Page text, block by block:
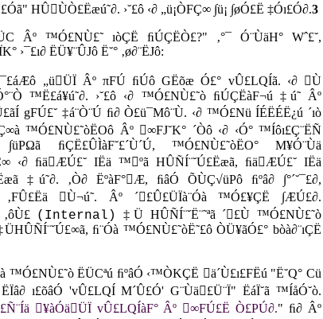
HÛÙÒ£Ëæú˜∂. ›˘£ô ‹∂ „ü¡ÒFÇ∞ ∫ü¡ ∫øÓ£Ë ‡Óı£Ó∂.3
Âº ™Ó£NÙ£˜ ıòÇË ﬁÚÇËÒ£?" ‚°¯ Ó¨ÙäH° Wˆ£˘,
›¯£ı∂ ËÜ¥¨ÛJô Ë˘° ‚ø∂¨ËJô:
„üÜÏ Âº πFÚ ﬁÚô GËõæ Ó£° vÛ£LQÍã. ‹∂ Ù
™Ë£á¥ú˜∂. ›˘£ô ‹∂ ™Ó£NÙ£˜ò ﬁÚÇËàF¬ú ‡ú˜ Âº
gFÚ£˘ ‡á¨Ò¨Ú ﬁ∂ Ò£ü¯Mô¨Ù. ‹∂ ™Ó£Nü ÍÉËÉË¿ú ´ıò
™Ó£NÙ£˜òËOô Âº ∞FJ˘K° ´Òô ‹∂ ‹Ó° ™Íôı£Ç¨ËÑ
ﬁÇË£ÛÌàF˘£´Ù´Ú, ™Ó£NÙ£˜òËO° M¥Ó¨Ùä
‹∂ ﬁäÆÚ£˘ IËä ™ºã HÛÑÍ¨˘Ú£Ëæã, ﬁäÆÚ£˘ IËä
‡ú˜∂. ‚Ò∂ ËºàF°Æ, ﬁâÓ ÕÙÇ√üPô ﬁºâ∂ ∫°´˘¯£∂,
‚FÛ£Ëä Ù¬ú˜. Âº ´£Û£ÜÏà¨Óà ™Ó£¥ÇË ∫ÆÚ£∂.
(Internal)
‡Ü HÛÑÍ¨˘Ë¨˜ªã ´£Ù ™Ó£NÙ£˜ò
ﬁ¨Óà ™Ó£NÙ£˜òË˜£ô ÒÜ¥ãÓ£° bòà∂¨ıÇË
™Ó£NÙ£˜ò ËÜCªú ﬁºâÓ ‹™ÒKÇË ä´Ù£ı£FËú "Ë˘Q° Cü
ı£õâÓ 'vÛ£LQÍ M´Û£Ó' G¨Ùä£Ü¨Ï" ËáÏ˘ã ™ÍåÓ˘ò.
¥àÓäÜÏ vÛ£LQÍàF° Âº ∞FÚ£Ë Ò£PÚ∂." ﬁ∂ Âº